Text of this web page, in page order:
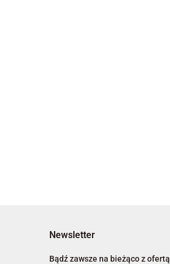
Newsletter
Bądź zawsze na bieżąco z ofertą